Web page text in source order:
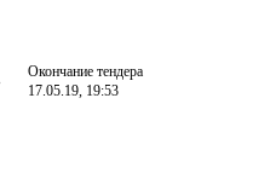
Окончание тендера
17.05.19, 19:53